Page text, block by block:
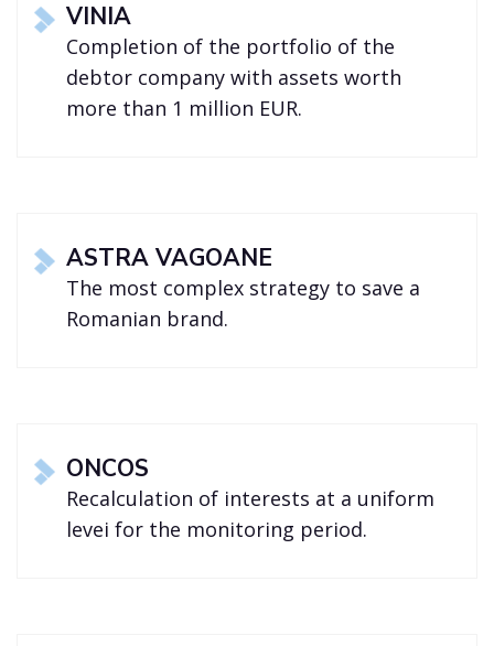
VINIA
Completion of the portfolio of the
debtor company with assets worth
more than 1 million EUR.
ASTRA VAGOANE
The most complex strategy to save a
Romanian brand.
ONCOS
Recalculation of interests at a uniform
levei for the monitoring period.